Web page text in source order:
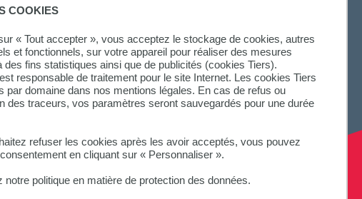
COOKIES
« Tout accepter », vous acceptez le stockage de cookies, autres
et fonctionnels, sur votre appareil pour réaliser des mesures
des fins statistiques ainsi que de publicités (cookies Tiers).
responsable de traitement pour le site Internet. Les cookies Tiers
par domaine dans nos mentions légales. En cas de refus ou
des traceurs, vos paramètres seront sauvegardés pour une durée
refuser les cookies après les avoir acceptés, vous pouvez
en cliquant sur « Personnaliser ».
notre politique en matière de protection des données.